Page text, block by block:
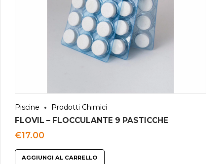
Piscine Prodotti Chimici
FLOVIL – FLOCCULANTE 9 PASTICCHE
€17.00
AGGIUNGI AL CARRELLO